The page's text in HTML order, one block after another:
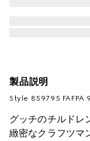
製品説明
Style ‎859795 FAFPA
グッチのチルドレ
緻密なクラフツマ